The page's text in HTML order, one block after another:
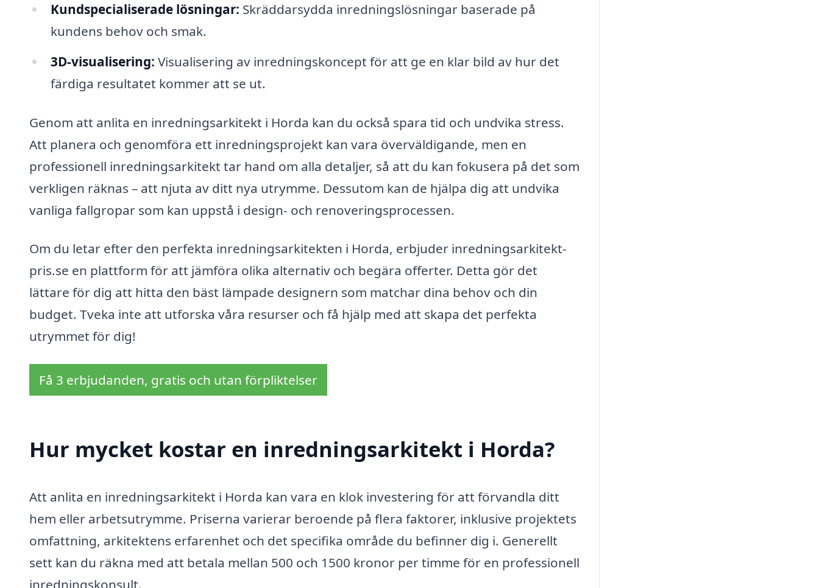
Kundspecialiserade lösningar: Skräddarsydda inredningslösningar baserade på
kundens behov och smak.
3D-visualisering: Visualisering av inredningskoncept för att ge en klar bild av hur det
färdiga resultatet kommer att se ut.
Genom att anlita en inredningsarkitekt i Horda kan du också spara tid och undvika stress.
Att planera och genomföra ett inredningsprojekt kan vara överväldigande, men en
professionell inredningsarkitekt tar hand om alla detaljer, så att du kan fokusera på det som
verkligen räknas – att njuta av ditt nya utrymme. Dessutom kan de hjälpa dig att undvika
vanliga fallgropar som kan uppstå i design- och renoveringsprocessen.
Om du letar efter den perfekta inredningsarkitekten i Horda, erbjuder inredningsarkitekt-
pris.se en plattform för att jämföra olika alternativ och begära offerter. Detta gör det
lättare för dig att hitta den bäst lämpade designern som matchar dina behov och din
budget. Tveka inte att utforska våra resurser och få hjälp med att skapa det perfekta
utrymmet för dig!
Få 3 erbjudanden, gratis och utan förpliktelser
Hur mycket kostar en inredningsarkitekt i Horda?
Att anlita en inredningsarkitekt i Horda kan vara en klok investering för att förvandla ditt
hem eller arbetsutrymme. Priserna varierar beroende på flera faktorer, inklusive projektets
omfattning, arkitektens erfarenhet och det specifika område du befinner dig i. Generellt
sett kan du räkna med att betala mellan 500 och 1500 kronor per timme för en professionell
inredningskonsult.